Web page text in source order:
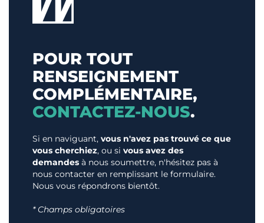
POUR TOUT
RENSEIGNEMENT
COMPLÉMENTAIRE,
CONTACTEZ-NOUS.
Si en naviguant, vous n'avez pas trouvé ce que
vous cherchiez, ou si vous avez des
demandes à nous soumettre, n'hésitez pas à
nous contacter en remplissant le formulaire.
Nous vous répondrons bientôt.
* Champs obligatoires